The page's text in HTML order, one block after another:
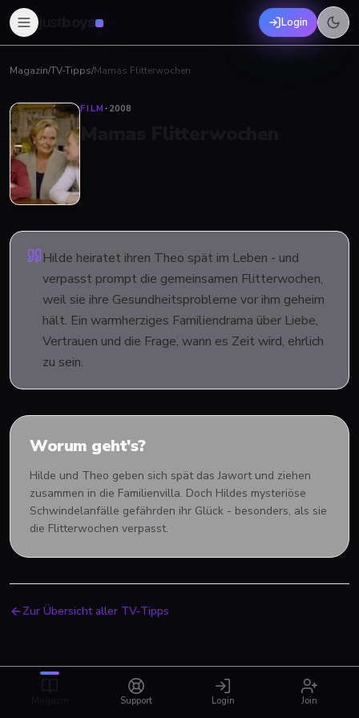
boys Login
Magazin/TV-Tipps/Mamas Flitterwochen
FILM· 2008
Hilde heiratet ihren Theo spät im Leben - und
verpasst prompt die gemeinsamen Flitterwochen,
weil sie ihre Gesundheitsprobleme vor ihm geheim
hält. Ein warmherziges Familiendrama über Liebe,
Vertrauen und die Frage, wann es Zeit wird, ehrlich
zu sein.
Worum geht's?
Hilde und Theo geben sich spät das Jawort und ziehen
zusammen in die Familienvilla. Doch Hildes mysteriöse
Schwindelanfälle gefährden ihr Glück - besonders, als sie
die Flitterwochen verpasst.
Zur Übersicht aller TV-Tipps
Support Login Join